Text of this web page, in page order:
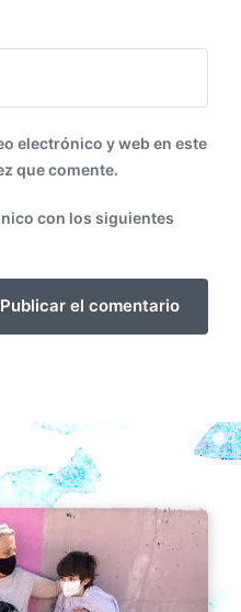
electrónico y web en este
que comente.
con los siguientes